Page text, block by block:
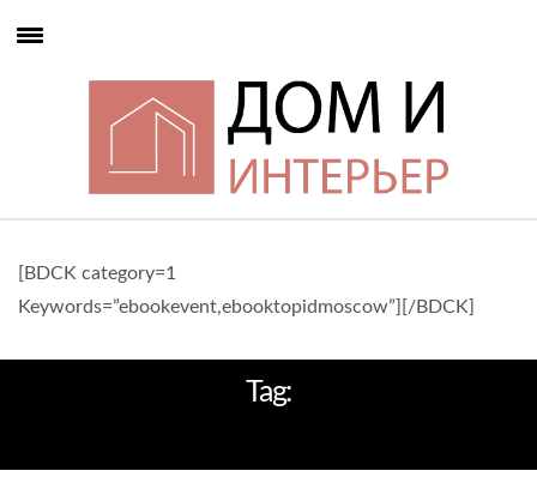
[BDCK category=1
Keywords=”ebookevent,ebooktopidmoscow”][/BDCK]
Tag: